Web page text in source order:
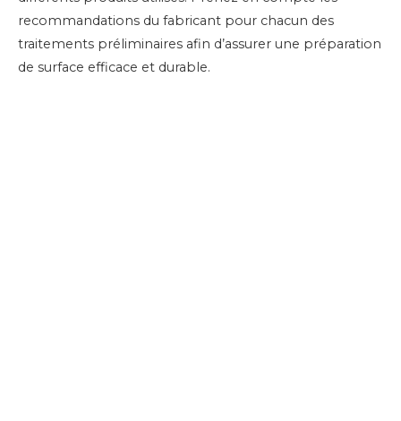
recommandations du fabricant pour chacun des
traitements préliminaires afin d’assurer une préparation
de surface efficace et durable.